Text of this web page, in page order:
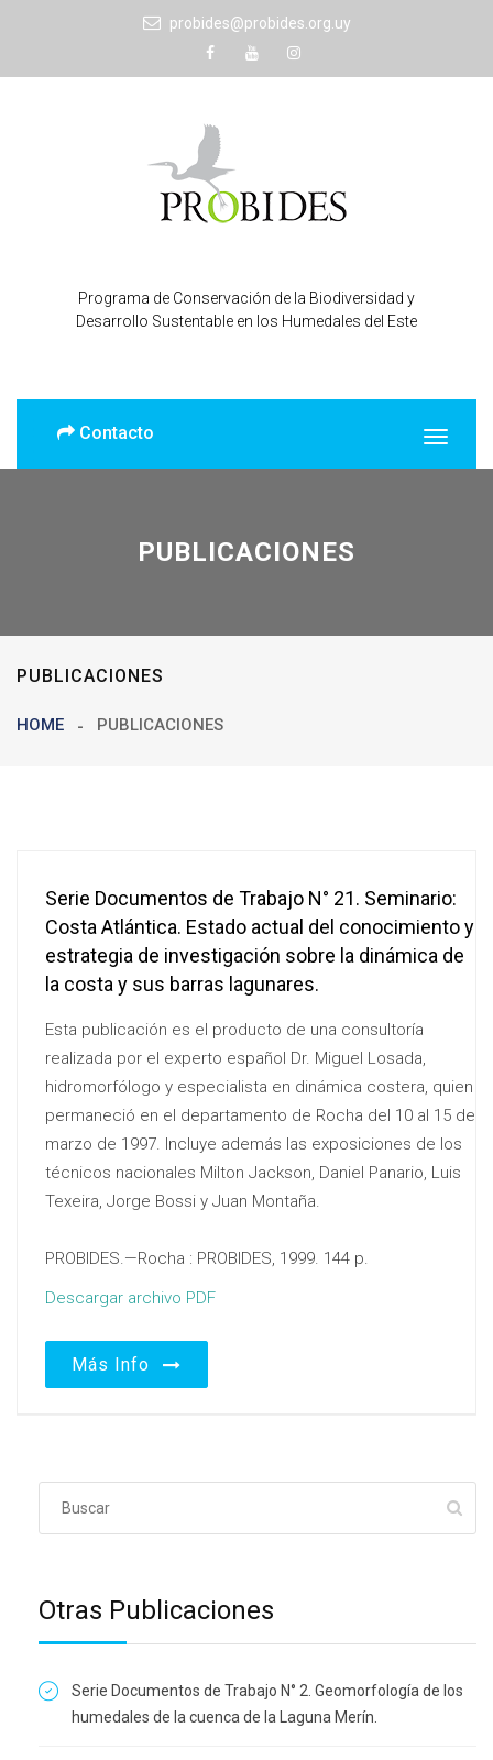
probides@probides.org.uy
Programa de Conservación de la Biodiversidad y
Desarrollo Sustentable en los Humedales del Este
Contacto
PUBLICACIONES
PUBLICACIONES
HOME PUBLICACIONES
Serie Documentos de Trabajo N° 21. Seminario:
Costa Atlántica. Estado actual del conocimiento y
estrategia de investigación sobre la dinámica de
la costa y sus barras lagunares.
Esta publicación es el producto de una consultoría
realizada por el experto español Dr. Miguel Losada,
hidromorfólogo y especialista en dinámica costera, quien
permaneció en el departamento de Rocha del 10 al 15 de
marzo de 1997. Incluye además las exposiciones de los
técnicos nacionales Milton Jackson, Daniel Panario, Luis
Texeira, Jorge Bossi y Juan Montaña.
PROBIDES.—Rocha : PROBIDES, 1999. 144 p.
Descargar archivo PDF
Más Info
Otras Publicaciones
Serie Documentos de Trabajo N° 2. Geomorfología de los
humedales de la cuenca de la Laguna Merín.